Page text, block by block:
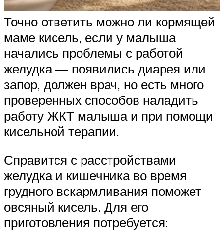
Точно ответить можно ли кормящей
маме кисель, если у малыша
начались проблемы с работой
желудка — появились диарея или
запор, должен врач, но есть много
проверенных способов наладить
работу ЖКТ малыша и при помощи
кисельной терапии.
Справится с расстройствами
желудка и кишечника во время
грудного вскармливания поможет
овсяный кисель. Для его
приготовления потребуется: